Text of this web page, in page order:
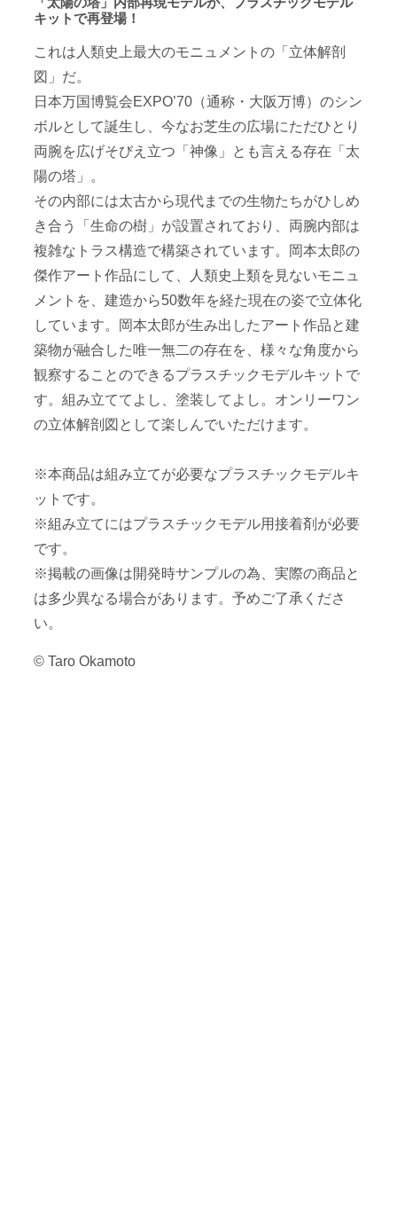
キットで再登場！
これは人類史上最大のモニュメントの「立体解剖
図」だ。
日本万国博覧会EXPO’70（通称・大阪万博）のシン
ボルとして誕生し、今なお芝生の広場にただひとり
両腕を広げそびえ立つ「神像」とも言える存在「太
陽の塔」。
その内部には太古から現代までの生物たちがひしめ
き合う「生命の樹」が設置されており、両腕内部は
複雑なトラス構造で構築されています。岡本太郎の
傑作アート作品にして、人類史上類を見ないモニュ
メントを、建造から50数年を経た現在の姿で立体化
しています。岡本太郎が生み出したアート作品と建
築物が融合した唯一無二の存在を、様々な角度から
観察することのできるプラスチックモデルキットで
す。組み立ててよし、塗装してよし。オンリーワン
の立体解剖図として楽しんでいただけます。
※本商品は組み立てが必要なプラスチックモデルキ
ットです。
※組み立てにはプラスチックモデル用接着剤が必要
です。
※掲載の画像は開発時サンプルの為、実際の商品と
は多少異なる場合があります。予めご了承くださ
い。
© Taro Okamoto